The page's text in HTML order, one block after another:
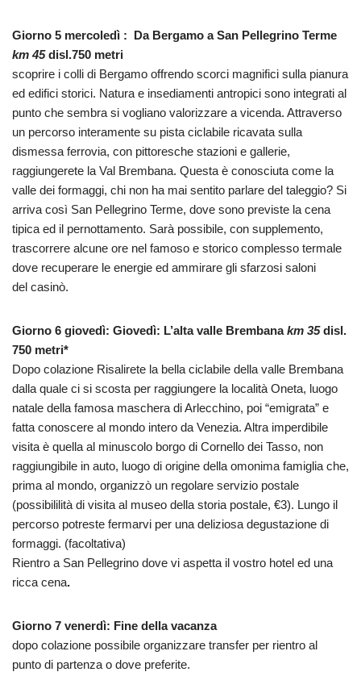
Giorno 5 mercoledì : Da Bergamo a San Pellegrino Terme
km 45disl.750 metri
scoprire i colli di Bergamo offrendo scorci magnifici sulla pianura
ed edifici storici. Natura e insediamenti antropici sono integrati al
punto che sembra si vogliano valorizzare a vicenda. Attraverso
un percorso interamente su pista ciclabile ricavata sulla
dismessa ferrovia, con pittoresche stazioni e gallerie,
raggiungerete la Val Brembana. Questa è conosciuta come la
valle dei formaggi, chi non ha mai sentito parlare del taleggio? Si
arriva così San Pellegrino Terme, dove sono previste la cena
tipica ed il pernottamento. Sarà possibile, con supplemento,
trascorrere alcune ore nel famoso e storico complesso termale
dove recuperare le energie ed ammirare gli sfarzosi saloni
del casinò.
Giorno 6 giovedì: Giovedì: L’alta valle Brembanakm 35disl.
750 metri*
Dopo colazione Risalirete la bella ciclabile della valle Brembana
dalla quale ci si scosta per raggiungere la località Oneta, luogo
natale della famosa maschera di Arlecchino, poi “emigrata” e
fatta conoscere al mondo intero da Venezia. Altra imperdibile
visita è quella al minuscolo borgo di Cornello dei Tasso, non
raggiungibile in auto, luogo di origine della omonima famiglia che,
prima al mondo, organizzò un regolare servizio postale
(possibililità di visita al museo della storia postale, €3). Lungo il
percorso potreste fermarvi per una deliziosa degustazione di
formaggi. (facoltativa)
Rientro a San Pellegrino dove vi aspetta il vostro hotel ed una
ricca cena.
Giorno 7 venerdì: Fine della vacanza
dopo colazione possibile organizzare transfer per rientro al
punto di partenza o dove preferite.